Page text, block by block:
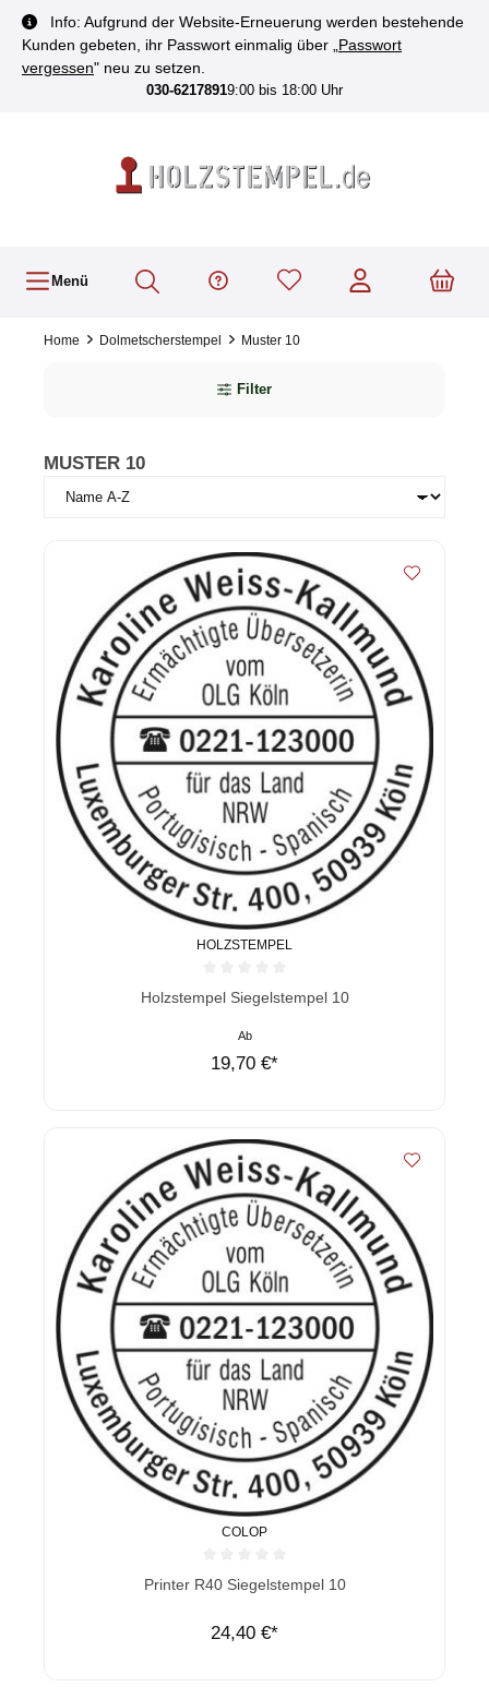
springen
Info: Aufgrund der Website-Erneuerung werden bestehende
Kunden gebeten, ihr Passwort einmalig über „ Passwort
vergessen" neu zu setzen.
030-62178919:00 bis 18:00 Uhr
Menü
Home Dolmetscherstempel Muster 10
Filter
MUSTER 10
HOLZSTEMPEL
Durchschnittliche Bewertung von 0 von 5 Sternen
Holzstempel Siegelstempel 10
Ab
19,70 €*
COLOP
Durchschnittliche Bewertung von 0 von 5 Sternen
Printer R40 Siegelstempel 10
24,40 €*